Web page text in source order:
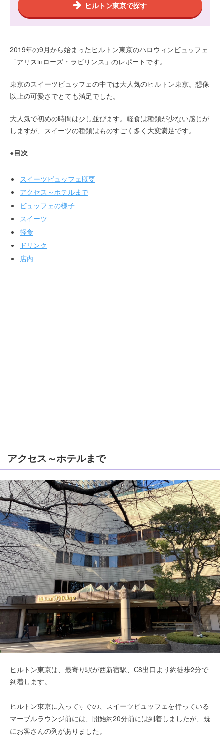
ヒルトン東京で探す
2019年の9月から始まったヒルトン東京のハロウィンビュッフェ
「アリスinローズ・ラビリンス」のレポートです。
東京のスイーツビュッフェの中では大人気のヒルトン東京。想像
以上の可愛さでとても満足でした。
大人気で初めの時間は少し並びます。軽食は種類が少ない感じが
しますが、スイーツの種類はものすごく多く大変満足です。
●目次
スイーツビュッフェ概要
アクセス～ホテルまで
ビュッフェの様子
スイーツ
軽食
ドリンク
店内
アクセス～ホテルまで
ヒルトン東京は、最寄り駅が西新宿駅、C8出口より約徒歩2分で
到着します。
ヒルトン東京に入ってすぐの、スイーツビュッフェを行っている
マーブルラウンジ前には、開始約20分前には到着しましたが、既
にお客さんの列がありました。